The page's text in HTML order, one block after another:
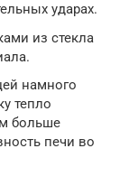
ударах.
из стекла
намного
тепло
больше
печи во